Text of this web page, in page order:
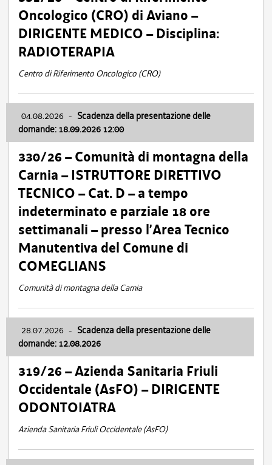
Oncologico (CRO) di Aviano –
DIRIGENTE MEDICO – Disciplina:
RADIOTERAPIA
Centro di Riferimento Oncologico (CRO)
04.08.2026 - Scadenza della presentazione delle
domande: 18.09.2026 12:00
330/26 – Comunità di montagna della
Carnia – ISTRUTTORE DIRETTIVO
TECNICO – Cat. D – a tempo
indeterminato e parziale 18 ore
settimanali – presso l’Area Tecnico
Manutentiva del Comune di
COMEGLIANS
Comunità di montagna della Carnia
28.07.2026 - Scadenza della presentazione delle
domande: 12.08.2026
319/26 – Azienda Sanitaria Friuli
Occidentale (AsFO) – DIRIGENTE
ODONTOIATRA
Azienda Sanitaria Friuli Occidentale (AsFO)